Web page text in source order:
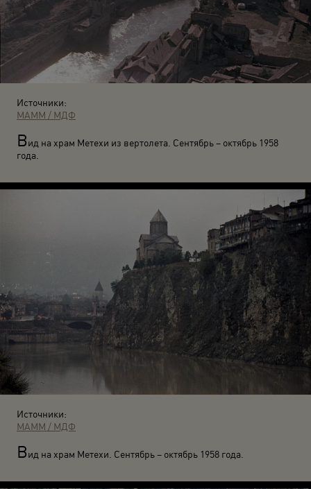
Источники:
МАММ / МДФ
Вид на храм Метехи из вертолета. Сентябрь – октябрь 1958
года.
Источники:
МАММ / МДФ
Вид на храм Метехи. Сентябрь – октябрь 1958 года.